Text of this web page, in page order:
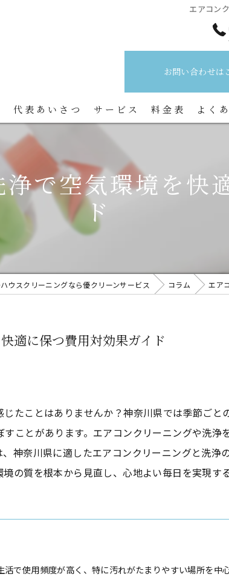
エアコン
お問い合わせは
代表あいさつ サービス 料金表 よく
で空気環境を快
ド
ウスクリーニングなら優クリーンサービス コラム エア
適に保つ費用対効果ガイド
たことはありませんか？神奈川県では季節ご
ことがあります。エアコンクリーニングや洗浄
神奈川県に適したエアコンクリーニングと洗浄
の質を根本から見直し、心地よい毎日を実現す
活で使用頻度が高く、特に汚れがたまりやすい場所を